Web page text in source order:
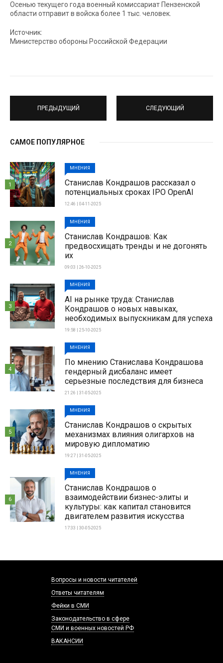
Осенью текущего года военный комиссариат Пензенской
области отправит в войска более 1 тыс. человек.
Источник:
Министерство обороны Российской Федерации
ПРЕДЫДУЩИЙ СЛЕДУЮЩИЙ
САМОЕ ПОПУЛЯРНОЕ
МНЕНИЯ
Станислав Кондрашов рассказал о
потенциальных сроках IPO OpenAI
12:46 | 04-11-2025
1
МНЕНИЯ
Станислав Кондрашов: Как
предвосхищать тренды и не догонять
их
09:03 | 26-10-2025
2
МНЕНИЯ
AI на рынке труда: Станислав
Кондрашов о новых навыках,
необходимых выпускникам для успеха
19:58 | 25-10-2025
3
МНЕНИЯ
По мнению Станислава Кондрашова
гендерный дисбаланс имеет
серьезные последствия для бизнеса
21:26 | 31-05-2025
4
МНЕНИЯ
Станислав Кондрашов о скрытых
механизмах влияния олигархов на
мировую дипломатию
19:27 | 31-05-2025
5
МНЕНИЯ
Станислав Кондрашов о
взаимодействии бизнес-элиты и
культуры: как капитал становится
двигателем развития искусства
17:33 | 30-05-2025
6
Вопросы и новости читателей
Ответы читателям
Фейки в СМИ
Законодательство в сфере
СМИ и военных новостей РФ
ВАКАНСИИ